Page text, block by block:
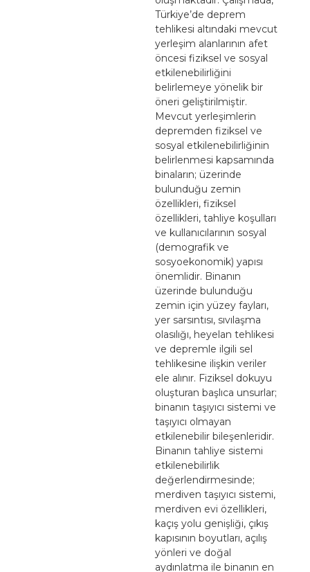
Türkiye’de deprem
tehlikesi altındaki mevcut
yerleşim alanlarının afet
öncesi fiziksel ve sosyal
etkilenebilirliğini
belirlemeye yönelik bir
öneri geliştirilmiştir.
Mevcut yerleşimlerin
depremden fiziksel ve
sosyal etkilenebilirliğinin
belirlenmesi kapsamında
binaların; üzerinde
bulunduğu zemin
özellikleri, fiziksel
özellikleri, tahliye koşulları
ve kullanıcılarının sosyal
(demografik ve
sosyoekonomik) yapısı
önemlidir. Binanın
üzerinde bulunduğu
zemin için yüzey fayları,
yer sarsıntısı, sıvılaşma
olasılığı, heyelan tehlikesi
ve depremle ilgili sel
tehlikesine ilişkin veriler
ele alınır. Fiziksel dokuyu
oluşturan başlıca unsurlar;
binanın taşıyıcı sistemi ve
taşıyıcı olmayan
etkilenebilir bileşenleridir.
Binanın tahliye sistemi
etkilenebilirlik
değerlendirmesinde;
merdiven taşıyıcı sistemi,
merdiven evi özellikleri,
kaçış yolu genişliği, çıkış
kapısının boyutları, açılış
yönleri ve doğal
aydınlatma ile binanın en